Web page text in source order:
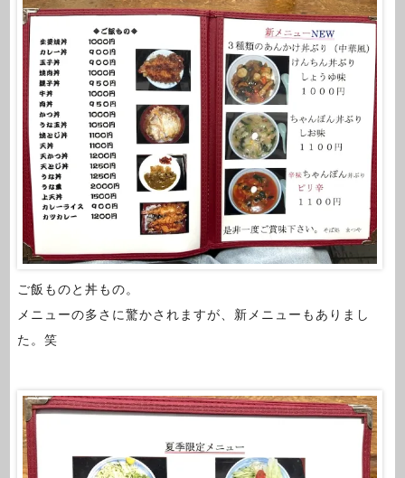
ご飯ものと丼もの。
メニューの多さに驚かされますが、新メニューもありまし
た。笑